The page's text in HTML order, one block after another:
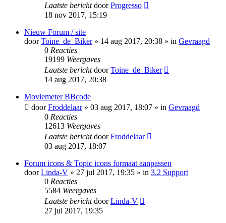
Laatste berichtdoorProgresso
18 nov 2017, 15:19
Nieuw Forum / site
doorToine_de_Biker» 14 aug 2017, 20:38 » in Gevraagd
0 Reacties
19199 Weergaves
Laatste berichtdoorToine_de_Biker
14 aug 2017, 20:38
Moviemeter BBcode
doorFroddelaar» 03 aug 2017, 18:07 » in Gevraagd
0 Reacties
12613 Weergaves
Laatste berichtdoorFroddelaar
03 aug 2017, 18:07
Forum icons & Topic icons formaat aanpassen
doorLinda-V » 27 jul 2017, 19:35 » in 3.2 Support
0 Reacties
5584 Weergaves
Laatste berichtdoorLinda-V
27 jul 2017, 19:35